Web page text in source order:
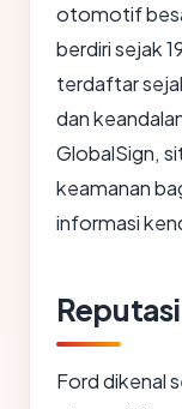
otomotif
berdiri sejak
terdaftar
dan
GlobalSign,
keamanan
informasi
Ford dikenal